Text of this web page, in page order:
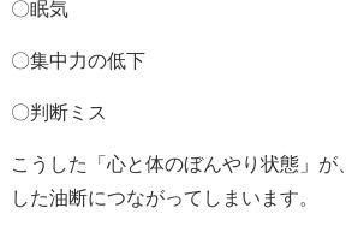
〇眠気
〇集中力の低下
〇判断ミス
こうした「心と体のぼんやり状態」が
した油断につながってしまいます。